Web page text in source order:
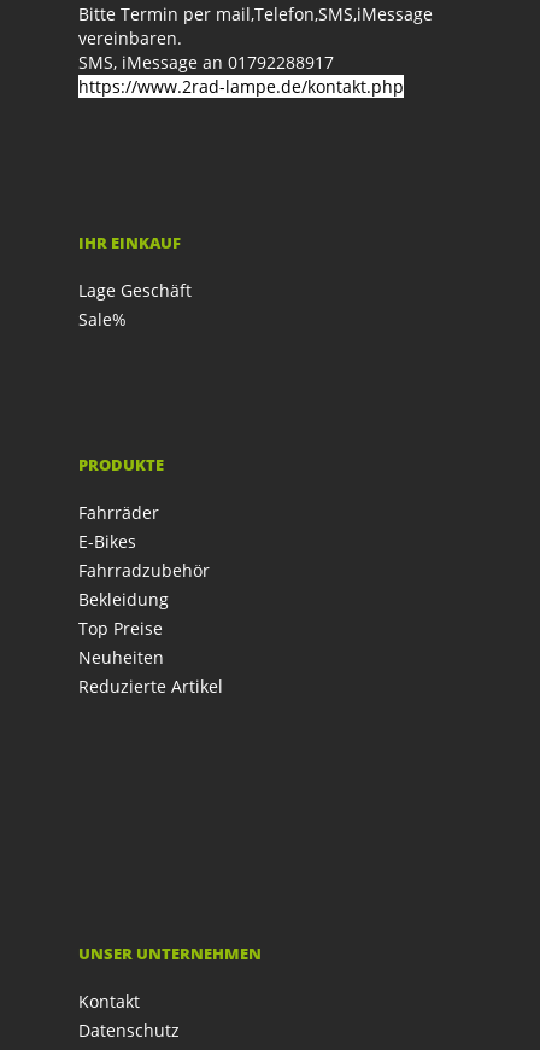
Bitte Termin per mail,Telefon,SMS,iMessage
vereinbaren.
SMS, iMessage an 01792288917
https://www.2rad-lampe.de/kontakt.php
IHR EINKAUF
Lage Geschäft
Sale%
PRODUKTE
Fahrräder
E-Bikes
Fahrradzubehör
Bekleidung
Top Preise
Neuheiten
Reduzierte Artikel
UNSER UNTERNEHMEN
Kontakt
Datenschutz